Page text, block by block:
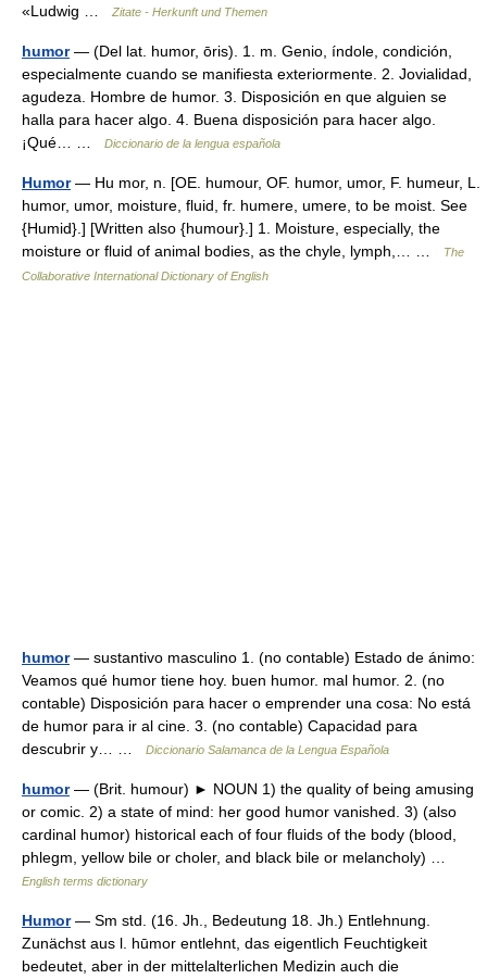
«Ludwig … Zitate - Herkunft und Themen
humor— (Del lat. humor, ōris). 1. m. Genio, índole, condición,
especialmente cuando se manifiesta exteriormente. 2. Jovialidad,
agudeza. Hombre de humor. 3. Disposición en que alguien se
halla para hacer algo. 4. Buena disposición para hacer algo.
¡Qué… …
Diccionario de la lengua española
Humor— Hu mor, n. [OE. humour, OF. humor, umor, F. humeur, L.
humor, umor, moisture, fluid, fr. humere, umere, to be moist. See
{Humid}.] [Written also {humour}.] 1. Moisture, especially, the
moisture or fluid of animal bodies, as the chyle, lymph,… …
The
Collaborative International Dictionary of English
humor— sustantivo masculino 1. (no contable) Estado de ánimo:
Veamos qué humor tiene hoy. buen humor. mal humor. 2. (no
contable) Disposición para hacer o emprender una cosa: No está
de humor para ir al cine. 3. (no contable) Capacidad para
descubrir y… …
Diccionario Salamanca de la Lengua Española
humor— (Brit. humour) ► NOUN 1) the quality of being amusing
or comic. 2) a state of mind: her good humor vanished. 3) (also
cardinal humor) historical each of four fluids of the body (blood,
phlegm, yellow bile or choler, and black bile or melancholy) …
English terms dictionary
Humor— Sm std. (16. Jh., Bedeutung 18. Jh.) Entlehnung.
Zunächst aus l. hūmor entlehnt, das eigentlich Feuchtigkeit
bedeutet, aber in der mittelalterlichen Medizin auch die